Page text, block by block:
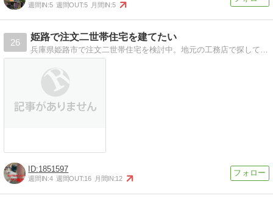
週間IN:5 週間OUT:5 月間IN:5
26
姫路で注文二世帯住宅を建てたい
兵庫県姫路市で注文二世帯住宅を検討中。地元の工務店で探している。そのきっかけから建てたあとのことまで(？)
1851597
週間IN:4 週間OUT:16 月間IN:12